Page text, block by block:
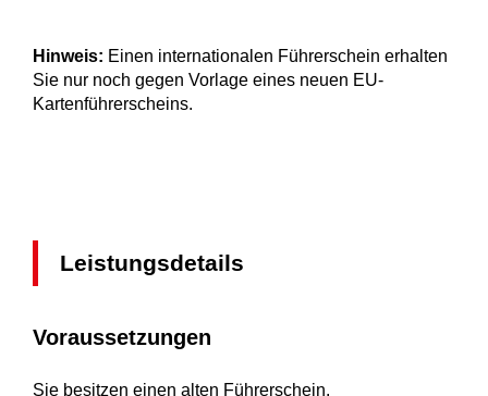
Hinweis: Einen internationalen Führerschein erhalten
Sie nur noch gegen Vorlage eines neuen EU-
Kartenführerscheins.
Leistungsdetails
Voraussetzungen
Sie besitzen einen alten Führerschein.